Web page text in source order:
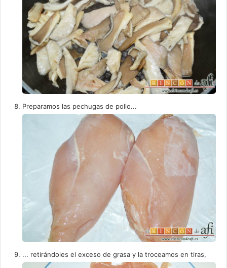
Preparamos las pechugas de pollo...
... retirándoles el exceso de grasa y la troceamos en tiras,